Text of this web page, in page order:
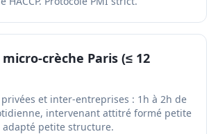
crèche Paris (≤ 12
et inter-entreprises : 1h à 2h de
intervenant attitré formé petite
adapté petite structure.